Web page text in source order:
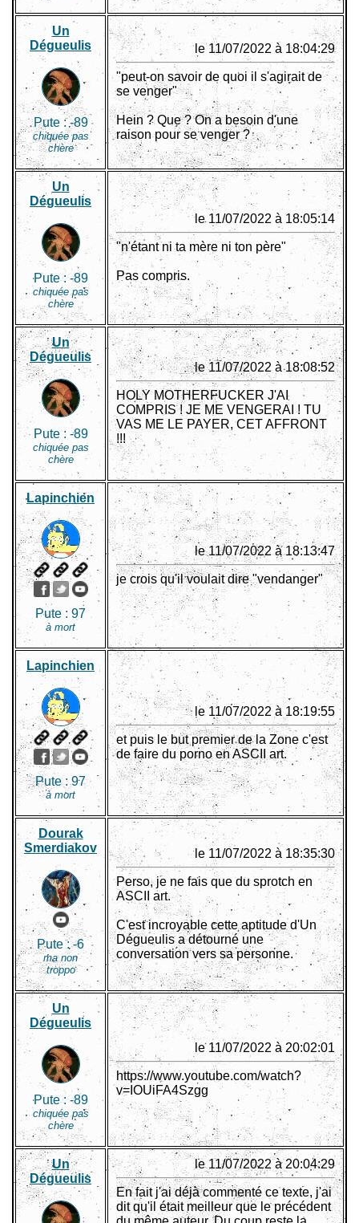
Un
Dégueulis
Pute :-89
chiquée pas
chère
le 11/07/2022 à 18:04:29
"peut-on savoir de quoi il s'agirait de
se venger"
Hein ? Que ? On a besoin d'une
raison pour se venger ?
Un
Dégueulis
Pute : -89
chiquée pas
chère
le 11/07/2022 à 18:05:14
"n'étant ni ta mère ni ton père"
Pas compris.
Un
Dégueulis
Pute : -89
chiquée pas
chère
le 11/07/2022 à 18:08:52
HOLY MOTHERFUCKER J'AI
COMPRIS ! JE ME VENGERAI ! TU
VAS ME LE PAYER, CET AFFRONT
!!!
Lapinchien
Pute : 97
à mort
le 11/07/2022 à 18:13:47
je crois qu'il voulait dire "vendanger"
Lapinchien
Pute :97
à mort
le 11/07/2022 à 18:19:55
et puis le but premier de la Zone c'est
de faire du porno en ASCII art.
Dourak
Smerdiakov
Pute :-6
ma non
troppo
le 11/07/2022 à 18:35:30
Perso, je ne fais que du sprotch en
ASCII art.
C'est incroyable cette aptitude d'Un
Dégueulis a détourné une
conversation vers sa personne.
Un
Dégueulis
Pute : -89
chiquée pas
chère
le 11/07/2022 à 20:02:01
https://www.youtube.com/watch?
v=IOUiFA4Szgg
Un
Dégueulis
le 11/07/2022 à 20:04:29
En fait j'ai déjà commenté ce texte, j'ai
dit qu'il était meilleur que le précédent